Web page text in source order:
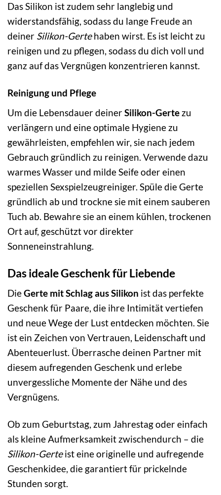
Das Silikon ist zudem sehr langlebig und
widerstandsfähig, sodass du lange Freude an
deiner Silikon-Gertehaben wirst. Es ist leicht zu
reinigen und zu pflegen, sodass du dich voll und
ganz auf das Vergnügen konzentrieren kannst.
Reinigung und Pflege
Um die Lebensdauer deinerSilikon-Gerte zu
verlängern und eine optimale Hygiene zu
gewährleisten, empfehlen wir, sie nach jedem
Gebrauch gründlich zu reinigen. Verwende dazu
warmes Wasser und milde Seife oder einen
speziellen Sexspielzeugreiniger. Spüle die Gerte
gründlich ab und trockne sie mit einem sauberen
Tuch ab. Bewahre sie an einem kühlen, trockenen
Ort auf, geschützt vor direkter
Sonneneinstrahlung.
Das ideale Geschenk für Liebende
DieGerte mit Schlag aus Silikon ist das perfekte
Geschenk für Paare, die ihre Intimität vertiefen
und neue Wege der Lust entdecken möchten. Sie
ist ein Zeichen von Vertrauen, Leidenschaft und
Abenteuerlust. Überrasche deinen Partner mit
diesem aufregenden Geschenk und erlebe
unvergessliche Momente der Nähe und des
Vergnügens.
Ob zum Geburtstag, zum Jahrestag oder einfach
als kleine Aufmerksamkeit zwischendurch – die
Silikon-Gerteist eine originelle und aufregende
Geschenkidee, die garantiert für prickelnde
Stunden sorgt.